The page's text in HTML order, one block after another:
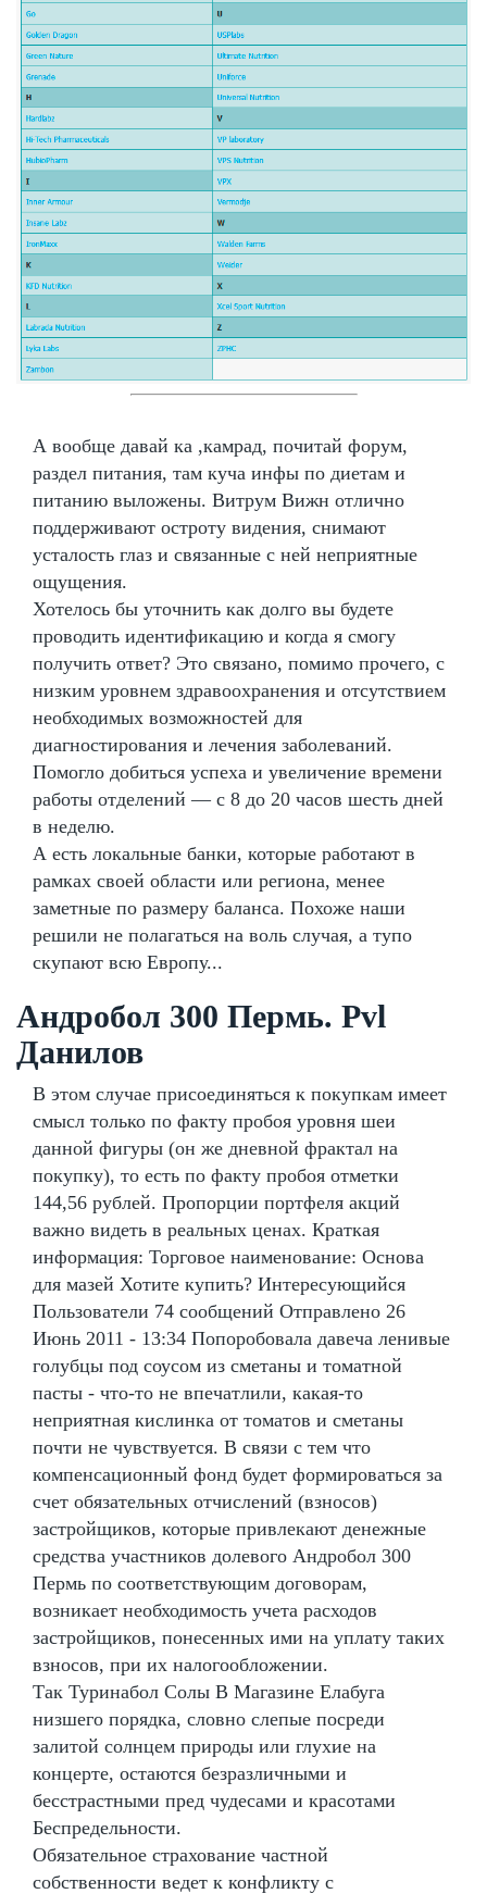
А вообще давай ка ,камрад, почитай форум,
раздел питания, там куча инфы по диетам и
питанию выложены. Витрум Вижн отлично
поддерживают остроту видения, снимают
усталость глаз и связанные с ней неприятные
ощущения.
Хотелось бы уточнить как долго вы будете
проводить идентификацию и когда я смогу
получить ответ? Это связано, помимо прочего, с
низким уровнем здравоохранения и отсутствием
необходимых возможностей для
диагностирования и лечения заболеваний.
Помогло добиться успеха и увеличение времени
работы отделений — с 8 до 20 часов шесть дней
в неделю.
А есть локальные банки, которые работают в
рамках своей области или региона, менее
заметные по размеру баланса. Похоже наши
решили не полагаться на воль случая, а тупо
скупают всю Европу...
Андробол 300 Пермь. Pvl
Данилов
В этом случае присоединяться к покупкам имеет
смысл только по факту пробоя уровня шеи
данной фигуры (он же дневной фрактал на
покупку), то есть по факту пробоя отметки
144,56 рублей. Пропорции портфеля акций
важно видеть в реальных ценах. Краткая
информация: Торговое наименование: Основа
для мазей Хотите купить? Интересующийся
Пользователи 74 сообщений Отправлено 26
Июнь 2011 - 13:34 Попоробовала давеча ленивые
голубцы под соусом из сметаны и томатной
пасты - что-то не впечатлили, какая-то
неприятная кислинка от томатов и сметаны
почти не чувствуется. В связи с тем что
компенсационный фонд будет формироваться за
счет обязательных отчислений (взносов)
застройщиков, которые привлекают денежные
средства участников долевого Андробол 300
Пермь по соответствующим договорам,
возникает необходимость учета расходов
застройщиков, понесенных ими на уплату таких
взносов, при их налогообложении.
Так Туринабол Солы В Магазине Елабуга
низшего порядка, словно слепые посреди
залитой солнцем природы или глухие на
концерте, остаются безразличными и
бесстрастными пред чудесами и красотами
Беспредельности.
Обязательное страхование частной
собственности ведет к конфликту с